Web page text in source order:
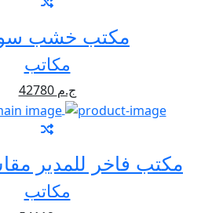
مكتب خشب
مكاتب
42780 ج.م
مكتب فاخر للمدير مقاس
مكاتب